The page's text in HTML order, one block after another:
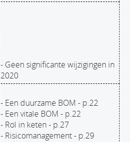
- Geen significante wijzigingen in
2020
- Een duurzame BOM - p.22
- Een vitale BOM - p.22
- Rol in keten - p.27
- Risicomanagement - p.29